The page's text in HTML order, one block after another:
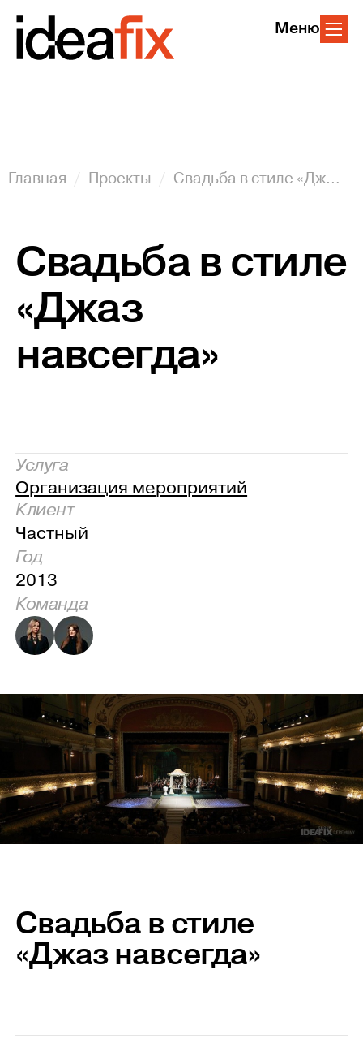
Меню
Свадьба в стиле
«Джаз
навсегда»
Главная Проекты Свадьба в стиле «Джаз навсегда»
Услуга
Организация мероприятий
Клиент
Частный
Год
2013
Команда
Свадьба в стиле
«Джаз навсегда»